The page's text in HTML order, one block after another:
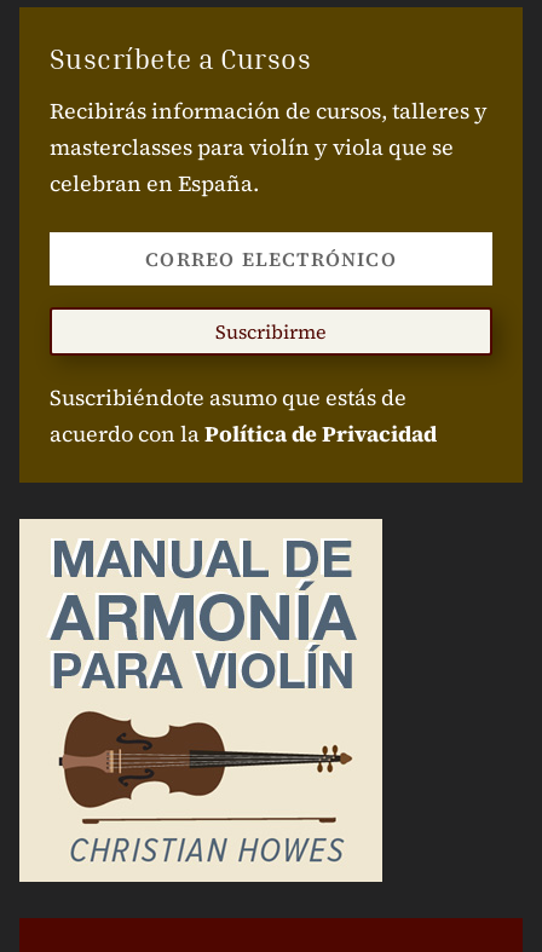
Suscríbete a Cursos
Recibirás información de cursos, talleres y
masterclasses para violín y viola que se
celebran en España.
Suscribirme
Suscribiéndote asumo que estás de
acuerdo con laPolítica de Privacidad